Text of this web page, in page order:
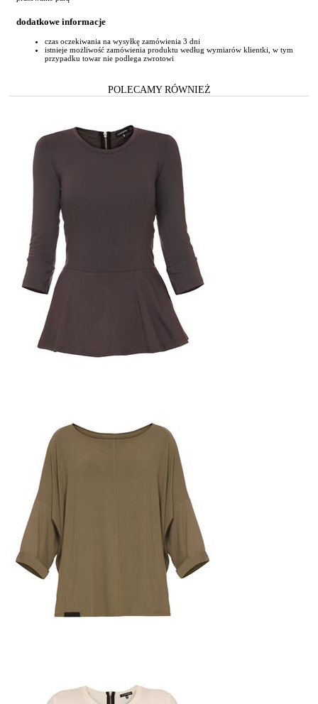
dodatkowe informacje
czas oczekiwania na wysyłkę zamówienia 3 dni
istnieje możliwość zamówienia produktu według wymiarów klientki, w tym
przypadku towar nie podlega zwrotowi
POLECAMY RÓWNIEŻ